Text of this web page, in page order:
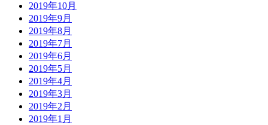
2019年10月
2019年9月
2019年8月
2019年7月
2019年6月
2019年5月
2019年4月
2019年3月
2019年2月
2019年1月